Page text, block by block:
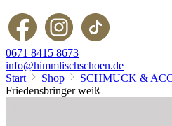
0671 8415 8673
info@himmlischschoen.de
Start
Shop SCHMUCK &
Friedensbringer weiß